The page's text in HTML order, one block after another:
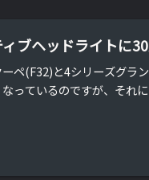
ブヘッドライトに
ペ(F32)と4シリーズグラ
っているのですが、それ